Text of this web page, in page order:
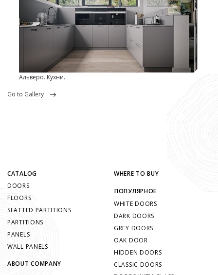
Альверо. Кухни.
go to Gallery
CATALOG
DOORS
FLOORS
SLATTED PARTITIONS
PARTITIONS
PANELS
WALL PANELS
ABOUT COMPANY
WHERE TO BUY
ПОПУЛЯРНОЕ
WHITE DOORS
DARK DOORS
GREY DOORS
OAK DOOR
HIDDEN DOORS
CLASSIC DOORS